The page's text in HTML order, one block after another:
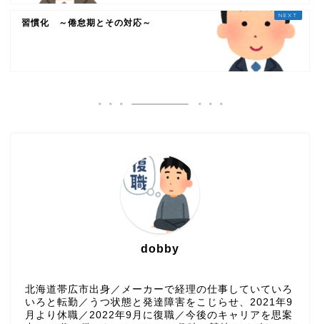
習慣化 ～倦怠期とその対応～
dobby
北海道帯広市出身／メーカーで経理の仕事していていろ
いろと転勤／うつ状態と発達障害をこじらせ、2021年9
月より休職／2022年9月に復職／今後のキャリアを思案